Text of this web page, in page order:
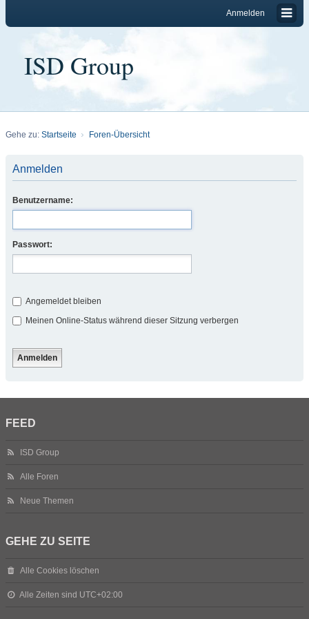
Anmelden
ISD Group
Gehe zu: Startseite Foren-Übersicht
Anmelden
Benutzername:
Passwort:
Angemeldet bleiben
Meinen Online-Status während dieser Sitzung verbergen
FEED
ISD Group
Alle Foren
Neue Themen
GEHE ZU SEITE
Alle Cookies löschen
Alle Zeiten sind UTC+02:00